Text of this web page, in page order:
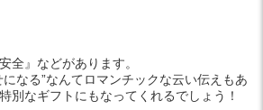
全』などがあります。
なる”なんてロマンチックな云い伝えもあ
別なギフトにもなってくれるでしょう！